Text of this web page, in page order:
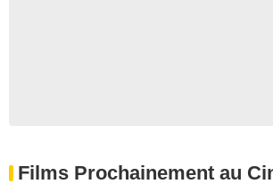
Films Prochainement au